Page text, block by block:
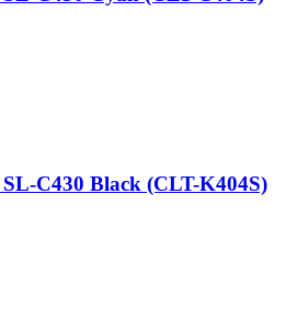
C430 Black (CLT-K404S)